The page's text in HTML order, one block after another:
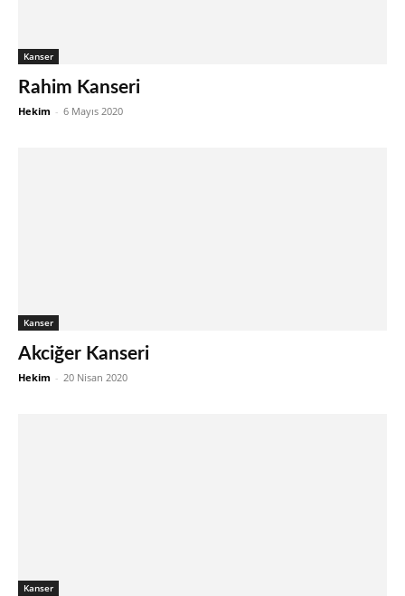
Kanser
Rahim Kanseri
Hekim - 6 Mayıs 2020
Kanser
Akciğer Kanseri
Hekim - 20 Nisan 2020
Kanser